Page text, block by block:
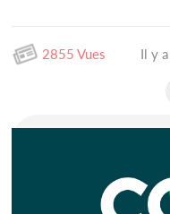
2855 Vues Il y